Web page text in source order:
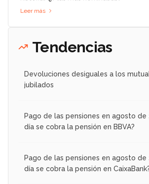
Leer más
Tendencias
Devoluciones desiguales a los
jubilados
Pago de las pensiones en agosto de
día se cobra la pensión en BBVA?
Pago de las pensiones en agosto de
día se cobra la pensión en